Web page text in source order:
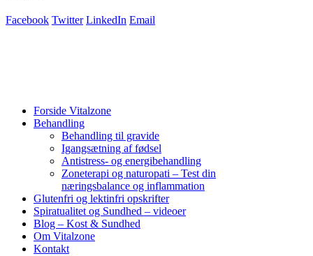
Facebook Twitter LinkedIn Email
Forside Vitalzone
Behandling
Behandling til gravide
Igangsætning af fødsel
Antistress- og energibehandling
Zoneterapi og naturopati – Test din
næringsbalance og inflammation
Glutenfri og lektinfri opskrifter
Spiratualitet og Sundhed – videoer
Blog – Kost & Sundhed
Om Vitalzone
Kontakt